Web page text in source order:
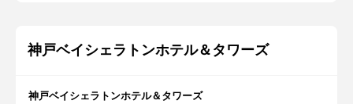
神戸ベイシェラトンホテル＆タワーズ
神戸ベイシェラトンホテル＆タワーズ